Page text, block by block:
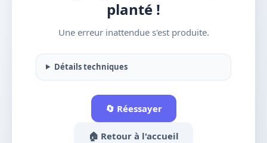
planté !
Une erreur inattendue s'est produite.
Détails techniques
🔄 Réessayer
🏠 Retour à l'accueil